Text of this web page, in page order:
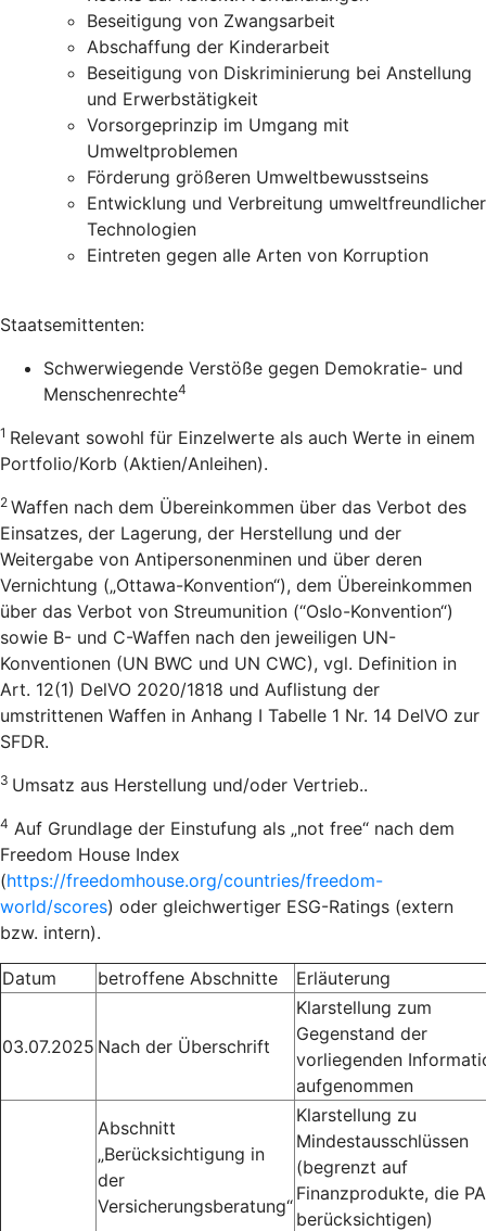
Beseitigung von Zwangsarbeit
Abschaffung der Kinderarbeit
Beseitigung von Diskriminierung bei Anstellung
und Erwerbstätigkeit
Vorsorgeprinzip im Umgang mit
Umweltproblemen
Förderung größeren Umweltbewusstseins
Entwicklung und Verbreitung umweltfreundlicher
Technologien
Eintreten gegen alle Arten von Korruption
Staatsemittenten:
Schwerwiegende Verstöße gegen Demokratie- und
Menschenrechte4
1 Relevant sowohl für Einzelwerte als auch Werte in einem
Portfolio/Korb (Aktien/Anleihen).
2 Waffen nach dem Übereinkommen über das Verbot des
Einsatzes, der Lagerung, der Herstellung und der
Weitergabe von Antipersonenminen und über deren
Vernichtung („Ottawa-Konvention“), dem Übereinkommen
über das Verbot von Streumunition (“Oslo-Konvention“)
sowie B- und C-Waffen nach den jeweiligen UN-
Konventionen (UN BWC und UN CWC), vgl. Definition in
Art. 12(1) DelVO 2020/1818 und Auflistung der
umstrittenen Waffen in Anhang I Tabelle 1 Nr. 14 DelVO zur
SFDR.
3 Umsatz aus Herstellung und/oder Vertrieb..
4 Auf Grundlage der Einstufung als „not free“ nach dem
Freedom House Index
(https://freedomhouse.org/countries/freedom-
world/scores) oder gleichwertiger ESG-Ratings (extern
bzw. intern).
Datum betroffene Abschnitte Erläuterung
03.07.2025 Nach der Überschrift
Klarstellung zum
Gegenstand der
vorliegenden
aufgenommen
Abschnitt
„Berücksichtigung in
der
Versicherungsberatung“
Klarstellung zu
Mindestausschlüssen
(begrenzt auf
Finanzprodukte, die
berücksichtigen)